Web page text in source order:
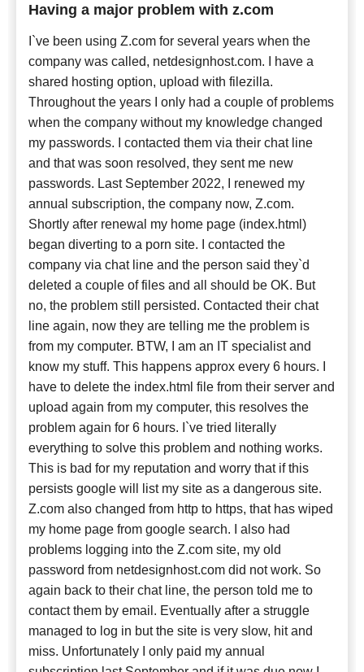
Having a major problem with z.com
I`ve been using Z.com for several years when the
company was called, netdesignhost.com. I have a
shared hosting option, upload with filezilla.
Throughout the years I only had a couple of problems
when the company without my knowledge changed
my passwords. I contacted them via their chat line
and that was soon resolved, they sent me new
passwords. Last September 2022, I renewed my
annual subscription, the company now, Z.com.
Shortly after renewal my home page (index.html)
began diverting to a porn site. I contacted the
company via chat line and the person said they`d
deleted a couple of files and all should be OK. But
no, the problem still persisted. Contacted their chat
line again, now they are telling me the problem is
from my computer. BTW, I am an IT specialist and
know my stuff. This happens approx every 6 hours. I
have to delete the index.html file from their server and
upload again from my computer, this resolves the
problem again for 6 hours. I`ve tried literally
everything to solve this problem and nothing works.
This is bad for my reputation and worry that if this
persists google will list my site as a dangerous site.
Z.com also changed from http to https, that has wiped
my home page from google search. I also had
problems logging into the Z.com site, my old
password from netdesignhost.com did not work. So
again back to their chat line, the person told me to
contact them by email. Eventually after a struggle
managed to log in but the site is very slow, hit and
miss. Unfortunately I only paid my annual